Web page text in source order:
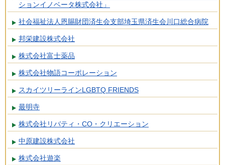
ションイノベータ株式会社」
社会福祉法人恩賜財団済生会支部埼玉県済生会川口総合病院
邦栄建設株式会社
株式会社富士薬品
株式会社物語コーポレーション
スカイツリーラインLGBTQ FRIENDS
最明寺
株式会社リバティ・CO・クリエーション
中原建設株式会社
株式会社遊楽